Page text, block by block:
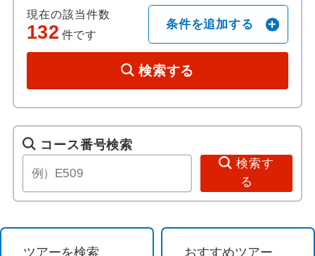
現在の該当件数
132 件です
条件を追加する
検索する
ボルティモア
ザイオン国立公園
ウィリアムス
ヨセミテ国立公園
世界遺産
音楽・コンサート
祭り・ショー
イルミネーション
コース番号検索
検索す
る
ツアーを検索 おすすめツアー